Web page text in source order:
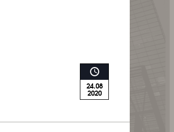
24.08
2020